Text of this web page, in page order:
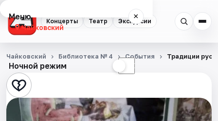
Концерты Театр Экскурсии
Меню ×
Чайковский
Концерты
Театр
Экскурсии
События
Ночной режим ☾
Чайковский Библиотека № 4 События Традиции